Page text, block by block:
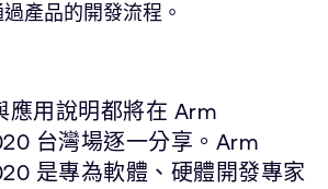
產品的開發流程。
應用說明都將在 Arm
台灣場逐一分享。Arm
是專為軟體、硬體開發專家